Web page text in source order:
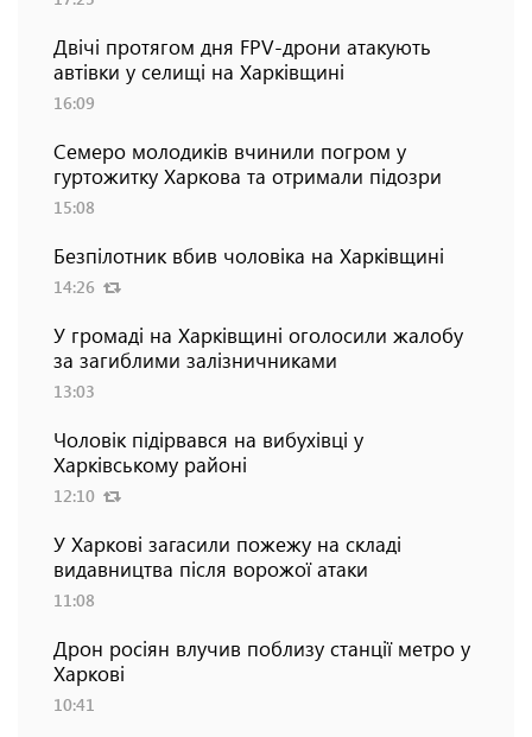
Двічі протягом дня FPV-дрони атакують
автівки у селищі на Харківщині
16:09
Семеро молодиків вчинили погром у
гуртожитку Харкова та отримали підозри
15:08
Безпілотник вбив чоловіка на Харківщині
14:26
У громаді на Харківщині оголосили жалобу
за загиблими залізничниками
13:03
Чоловік підірвався на вибухівці у
Харківському районі
12:10
У Харкові загасили пожежу на складі
видавництва після ворожої атаки
11:08
Дрон росіян влучив поблизу станції метро у
Харкові
10:41